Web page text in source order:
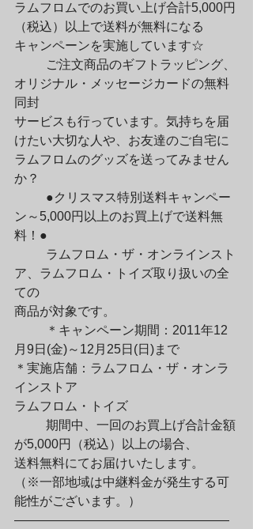
ラムフロムでのお買い上げ合計5,000円
（税込）以上で送料が無料になる
キャンペーンを実施しています☆
オリジナル・メッセージカードの無料
同封
サービスも行っています。気持ちを届
けたい大切な人や、お友達のご自宅に
ラムフロムのグッズを送ってみません
か？
ン～5,000円以上のお買上げで送料無
料！●
ア、ラムフロム・トイズ取り扱いの全
ての
商品が対象です。
月9日(金)～12月25日(日)まで
＊実施店舗：ラムフロム・ザ・オンラ
インストア
ラムフロム・トイズ
が5,000円（税込）以上の場合、
送料無料にてお届けいたします。
（※一部地域は中継料金が発生する可
能性がございます。）
—————————————————